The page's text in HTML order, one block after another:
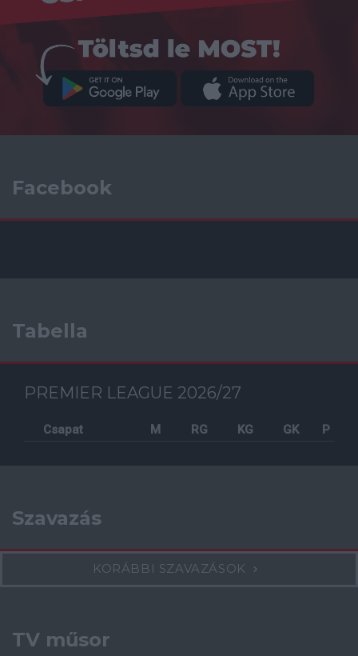
Facebook
Tabella
PREMIER LEAGUE 2026/27
Csapat M RG KG GK P
Szavazás
KORÁBBI SZAVAZÁSOK
TV műsor